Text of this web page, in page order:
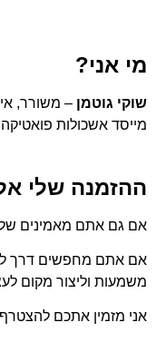
מי אני?
שוקי גוטמן – משורר,
מייסד אשכולות
ההזמנה שלי
אם גם אתם מאמינים
אם אתם מחפשים דרך
משמעות וליצור מקום
אני מזמין אתכם